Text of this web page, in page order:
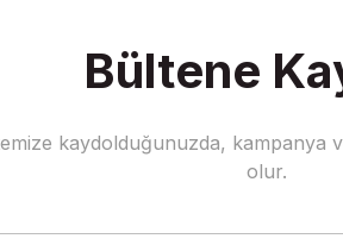
Gönder
Bültene
kaydolduğunuzda, kampanya
olur.